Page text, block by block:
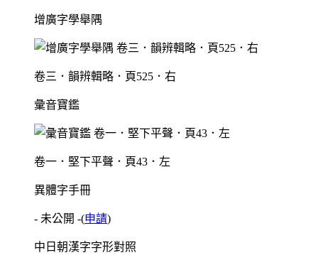
增廣字學舉隅
卷三．韻辨輯略．頁525．右
彙音寶鑑
卷一．堅下平聲．頁43．左
異體字手冊
- 未公開 -(申請)
中日朝漢字字形對照